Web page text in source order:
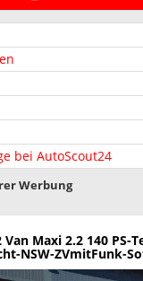
bei AutoScout24
Werbung
Van Maxi 2.2 140 PS-
NSW-ZVmitFunk-